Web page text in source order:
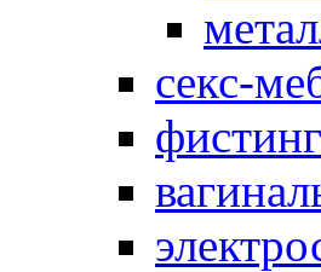
секс-
фистинг